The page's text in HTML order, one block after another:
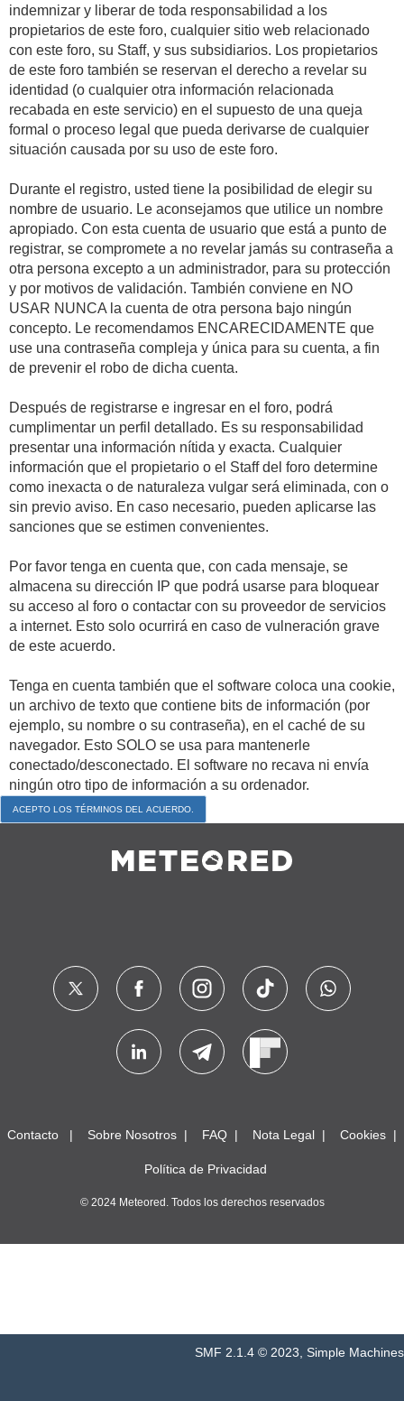
indemnizar y liberar de toda responsabilidad a los
propietarios de este foro, cualquier sitio web relacionado
con este foro, su Staff, y sus subsidiarios. Los propietarios
de este foro también se reservan el derecho a revelar su
identidad (o cualquier otra información relacionada
recabada en este servicio) en el supuesto de una queja
formal o proceso legal que pueda derivarse de cualquier
situación causada por su uso de este foro.
Durante el registro, usted tiene la posibilidad de elegir su
nombre de usuario. Le aconsejamos que utilice un nombre
apropiado. Con esta cuenta de usuario que está a punto de
registrar, se compromete a no revelar jamás su contraseña a
otra persona excepto a un administrador, para su protección
y por motivos de validación. También conviene en NO
USAR NUNCA la cuenta de otra persona bajo ningún
concepto. Le recomendamos ENCARECIDAMENTE que
use una contraseña compleja y única para su cuenta, a fin
de prevenir el robo de dicha cuenta.
Después de registrarse e ingresar en el foro, podrá
cumplimentar un perfil detallado. Es su responsabilidad
presentar una información nítida y exacta. Cualquier
información que el propietario o el Staff del foro determine
como inexacta o de naturaleza vulgar será eliminada, con o
sin previo aviso. En caso necesario, pueden aplicarse las
sanciones que se estimen convenientes.
Por favor tenga en cuenta que, con cada mensaje, se
almacena su dirección IP que podrá usarse para bloquear
su acceso al foro o contactar con su proveedor de servicios
a internet. Esto solo ocurrirá en caso de vulneración grave
de este acuerdo.
Tenga en cuenta también que el software coloca una cookie,
un archivo de texto que contiene bits de información (por
ejemplo, su nombre o su contraseña), en el caché de su
navegador. Esto SOLO se usa para mantenerle
conectado/desconectado. El software no recava ni envía
ningún otro tipo de información a su ordenador.
Contacto Sobre Nosotros FAQ Nota Legal Cookies
Política de Privacidad
© 2024 Meteored. Todos los derechos reservados
SMF 2.1.4 © 2023 Simple Machines